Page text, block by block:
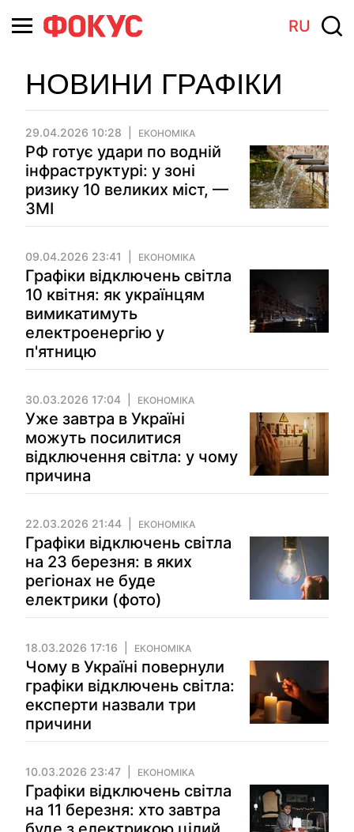
RU
НОВИНИ ГРАФІКИ
29.04.2026 10:28 ЕКОНОМІКА
РФ готує удари по водній
інфраструктурі: у зоні
ризику 10 великих міст, —
ЗМІ
09.04.2026 23:41 ЕКОНОМІКА
Графіки відключень світла
10 квітня: як українцям
вимикатимуть
електроенергію у
п'ятницю
30.03.2026 17:04 ЕКОНОМІКА
Уже завтра в Україні
можуть посилитися
відключення світла: у чому
причина
22.03.2026 21:44 ЕКОНОМІКА
Графіки відключень світла
на 23 березня: в яких
регіонах не буде
електрики (фото)
18.03.2026 17:16 ЕКОНОМІКА
Чому в Україні повернули
графіки відключень світла:
експерти назвали три
причини
10.03.2026 23:47 ЕКОНОМІКА
Графіки відключень світла
на 11 березня: хто завтра